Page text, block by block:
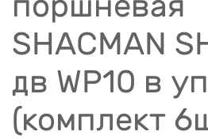
SHACMAN
дв WP10 в
(комплект